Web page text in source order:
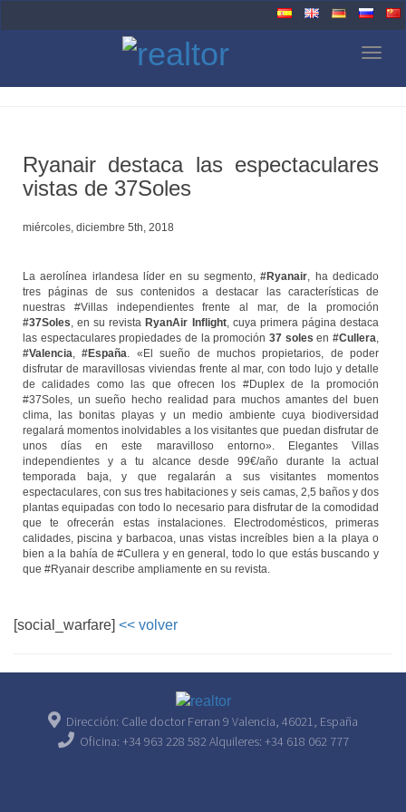
Ryanair destaca las espectaculares
vistas de 37Soles
miércoles, diciembre 5th, 2018
La aerolínea irlandesa líder en su segmento,#Ryanair, ha dedicado
tres páginas de sus contenidos a destacar las características de
nuestras #Villas independientes frente al mar, de la promoción
#37Soles, en su revista RyanAir Inflight, cuya primera página destaca
las espectaculares propiedades de la promoción 37 soles en#Cullera,
#Valencia,#España. «El sueño de muchos propietarios, de poder
disfrutar de maravillosas viviendas frente al mar, con todo lujo y detalle
de calidades como las que ofrecen los #Duplex de la promoción
#37Soles, un sueño hecho realidad para muchos amantes del buen
clima, las bonitas playas y un medio ambiente cuya biodiversidad
regalará momentos inolvidables a los visitantes que puedan disfrutar de
unos días en este maravilloso entorno». Elegantes Villas
independientes y a tu alcance desde 99€/año durante la actual
temporada baja, y que regalarán a sus visitantes momentos
espectaculares, con sus tres habitaciones y seis camas, 2,5 baños y dos
plantas equipadas con todo lo necesario para disfrutar de la comodidad
que te ofrecerán estas instalaciones. Electrodomésticos, primeras
calidades, piscina y barbacoa, unas vistas increíbles bien a la playa o
bien a la bahía de #Cullera y en general, todo lo que estás buscando y
que #Ryanair describe ampliamente en su revista.
[social_warfare] << volver
Dirección: Calle doctor Ferran 9 Valencia, 46021, España
Oficina: +34 963 228 582 Alquileres: +34 618 062 777